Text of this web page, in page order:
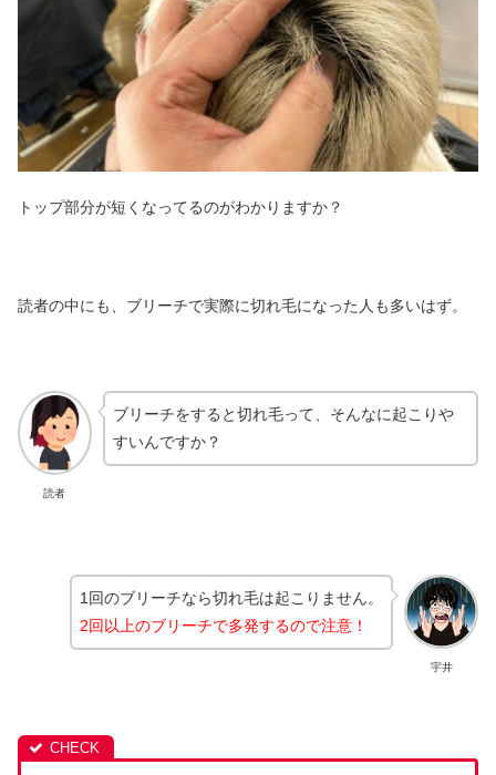
トップ部分が短くなってるのがわかりますか？
読者の中にも、ブリーチで実際に切れ毛になった人も多いはず。
読者
ブリーチをすると切れ毛って、そんなに起こりや
すいんですか？
宇井
1回のブリーチなら切れ毛は起こりません。
2回以上のブリーチで多発するので注意！